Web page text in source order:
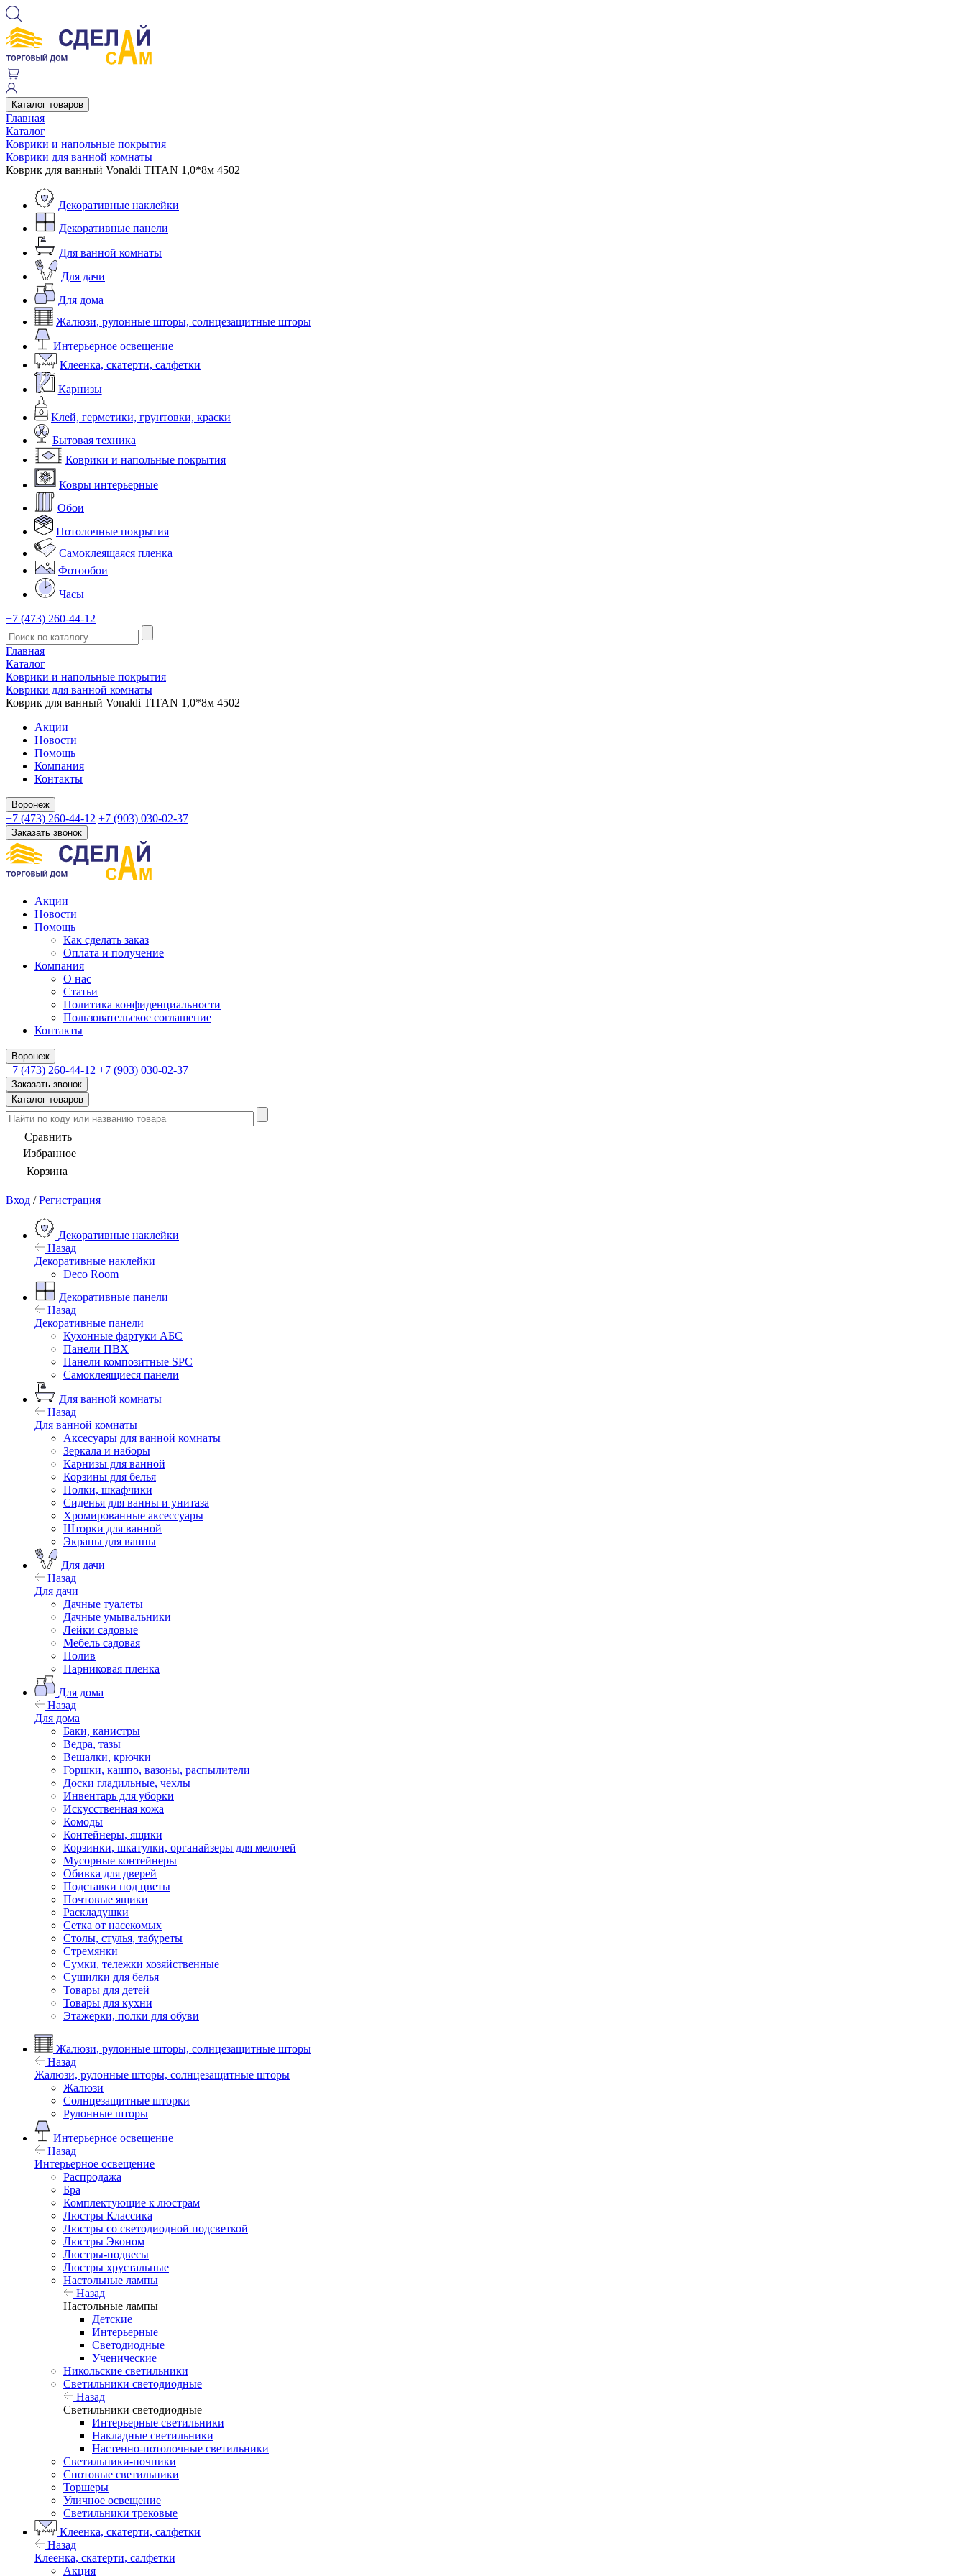
Каталог товаров
Главная
Каталог
Коврики и напольные покрытия
Коврики для ванной комнаты
Коврик для ванный Vonaldi TITAN 1,0*8м 4502
Декоративные наклейки
Декоративные панели
Для ванной комнаты
Для дачи
Для дома
Жалюзи, рулонные шторы, солнцезащитные шторы
Интерьерное освещение
Клеенка, скатерти, салфетки
Карнизы
Клей, герметики, грунтовки, краски
Бытовая техника
Коврики и напольные покрытия
Ковры интерьерные
Обои
Потолочные покрытия
Самоклеящаяся пленка
Фотообои
Часы
+7 (473) 260-44-12
Главная
Каталог
Коврики и напольные покрытия
Коврики для ванной комнаты
Коврик для ванный Vonaldi TITAN 1,0*8м 4502
Акции
Новости
Помощь
Компания
Контакты
Воронеж
+7 (473) 260-44-12 +7 (903) 030-02-37
Заказать звонок
Акции
Новости
Помощь
Как сделать заказ
Оплата и получение
Компания
О нас
Статьи
Политика конфиденциальности
Пользовательское соглашение
Контакты
Воронеж
+7 (473) 260-44-12 +7 (903) 030-02-37
Заказать звонок
Каталог товаров
Сравнить
Избранное
Корзина
Вход / Регистрация
Декоративные наклейки
Назад
Декоративные наклейки
Deco Room
Декоративные панели
Назад
Декоративные панели
Кухонные фартуки АБС
Панели ПВХ
Панели композитные SPC
Самоклеящиеся панели
Для ванной комнаты
Назад
Для ванной комнаты
Аксесуары для ванной комнаты
Зеркала и наборы
Карнизы для ванной
Корзины для белья
Полки, шкафчики
Сиденья для ванны и унитаза
Хромированные аксессуары
Шторки для ванной
Экраны для ванны
Для дачи
Назад
Для дачи
Дачные туалеты
Дачные умывальники
Лейки садовые
Мебель садовая
Полив
Парниковая пленка
Для дома
Назад
Для дома
Баки, канистры
Ведра, тазы
Вешалки, крючки
Горшки, кашпо, вазоны, распылители
Доски гладильные, чехлы
Инвентарь для уборки
Искусственная кожа
Комоды
Контейнеры, ящики
Корзинки, шкатулки, органайзеры для мелочей
Мусорные контейнеры
Обивка для дверей
Подставки под цветы
Почтовые ящики
Раскладушки
Сетка от насекомых
Столы, стулья, табуреты
Стремянки
Сумки, тележки хозяйственные
Сушилки для белья
Товары для детей
Товары для кухни
Этажерки, полки для обуви
Жалюзи, рулонные шторы, солнцезащитные шторы
Назад
Жалюзи, рулонные шторы, солнцезащитные шторы
Жалюзи
Солнцезащитные шторки
Рулонные шторы
Интерьерное освещение
Назад
Интерьерное освещение
Распродажа
Бра
Комплектующие к люстрам
Люстры Классика
Люстры со светодиодной подсветкой
Люстры Эконом
Люстры-подвесы
Люстры хрустальные
Настольные лампы
Назад
Настольные лампы
Детские
Интерьерные
Светодиодные
Ученические
Никольские светильники
Светильники светодиодные
Назад
Светильники светодиодные
Интерьерные светильники
Накладные светильники
Настенно-потолочные светильники
Светильники-ночники
Спотовые светильники
Торшеры
Уличное освещение
Светильники трековые
Клеенка, скатерти, салфетки
Назад
Клеенка, скатерти, салфетки
Акция